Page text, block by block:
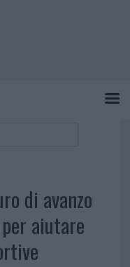
di avanzo
aiutare